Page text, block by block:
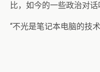
比，如今的一些政治对
“不光是笔记本电脑的技